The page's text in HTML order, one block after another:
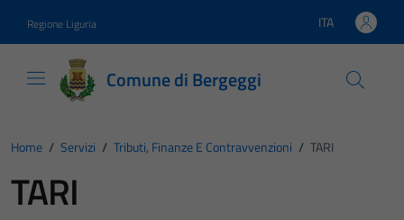
Regione Liguria Lingua attiva:
ITA
Comune di Bergeggi
Home / Servizi / Tributi, Finanze E Contravvenzioni / TARI
TARI